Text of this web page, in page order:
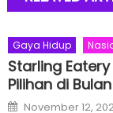
Gaya Hidup
Starling
Pilihan di
Posted
November 12,